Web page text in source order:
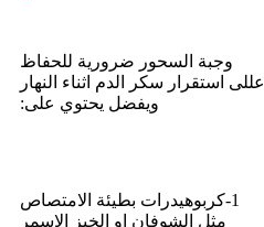
وجبة السحور ضرورية للحفاظ
عللى استقرار سكر الدم اثناء النهار
ويفضل يحتوي على:
1-كربوهيدرات بطيئة الامتصاص
مثل الشوفان او الخبز الاسمر